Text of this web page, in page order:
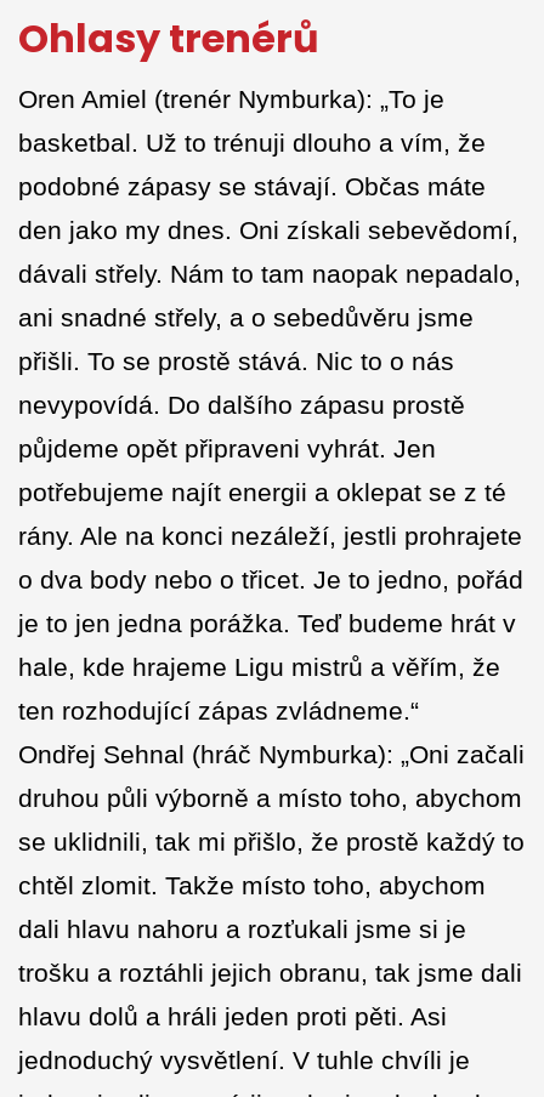
Ohlasy trenérů
Oren Amiel (trenér Nymburka): „To je
basketbal. Už to trénuji dlouho a vím, že
podobné zápasy se stávají. Občas máte
den jako my dnes. Oni získali sebevědomí,
dávali střely. Nám to tam naopak nepadalo,
ani snadné střely, a o sebedůvěru jsme
přišli. To se prostě stává. Nic to o nás
nevypovídá. Do dalšího zápasu prostě
půjdeme opět připraveni vyhrát. Jen
potřebujeme najít energii a oklepat se z té
rány. Ale na konci nezáleží, jestli prohrajete
o dva body nebo o třicet. Je to jedno, pořád
je to jen jedna porážka. Teď budeme hrát v
hale, kde hrajeme Ligu mistrů a věřím, že
ten rozhodující zápas zvládneme.“
Ondřej Sehnal (hráč Nymburka): „Oni začali
druhou půli výborně a místo toho, abychom
se uklidnili, tak mi přišlo, že prostě každý to
chtěl zlomit. Takže místo toho, abychom
dali hlavu nahoru a rozťukali jsme si je
trošku a roztáhli jejich obranu, tak jsme dali
hlavu dolů a hráli jeden proti pěti. Asi
jednoduchý vysvětlení. V tuhle chvíli je